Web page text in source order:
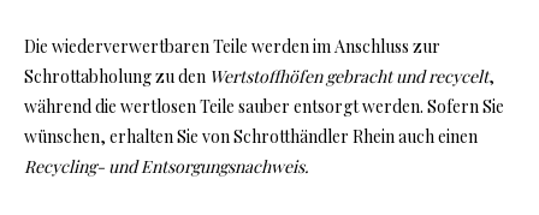
Die wiederverwertbaren Teile werden im Anschluss zur
Schrottabholung zu den Wertstoffhöfen gebracht und recycelt,
während die wertlosen Teile sauber entsorgt werden. Sofern Sie
wünschen, erhalten Sie von Schrotthändler Rhein auch einen
Recycling- und Entsorgungsnachweis.